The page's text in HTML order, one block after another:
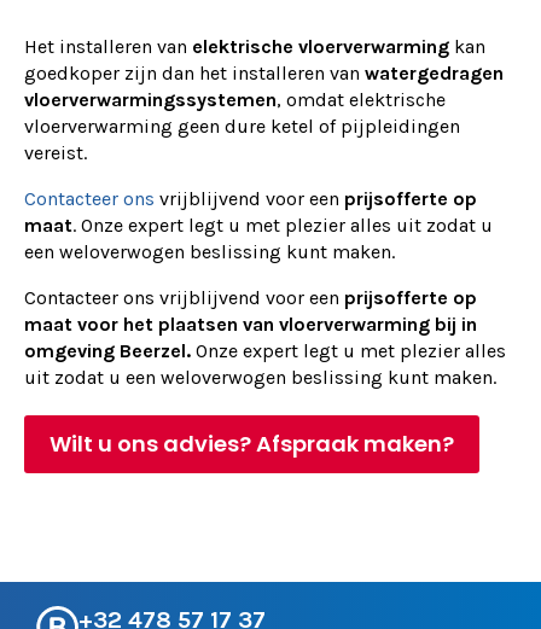
Het installeren van elektrische vloerverwarming kan
goedkoper zijn dan het installeren van watergedragen
vloerverwarmingssystemen, omdat elektrische
vloerverwarming geen dure ketel of pijpleidingen
vereist.
Contacteer ons vrijblijvend voor een prijsofferte op
maat. Onze expert legt u met plezier alles uit zodat u
een weloverwogen beslissing kunt maken.
Contacteer ons vrijblijvend voor een prijsofferte op
maat voor het plaatsen van vloerverwarming bij in
omgeving Beerzel. Onze expert legt u met plezier alles
uit zodat u een weloverwogen beslissing kunt maken.
Wilt u ons advies? Afspraak maken?
+32 478 57 17 37